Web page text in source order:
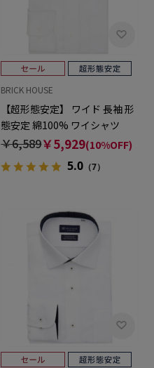
BRICK HOUSE
【超形態安定】 ワイド 長袖 形
態安定 綿100% ワイシャツ
￥6,589￥5,929(10%OFF)
5.0 （7）